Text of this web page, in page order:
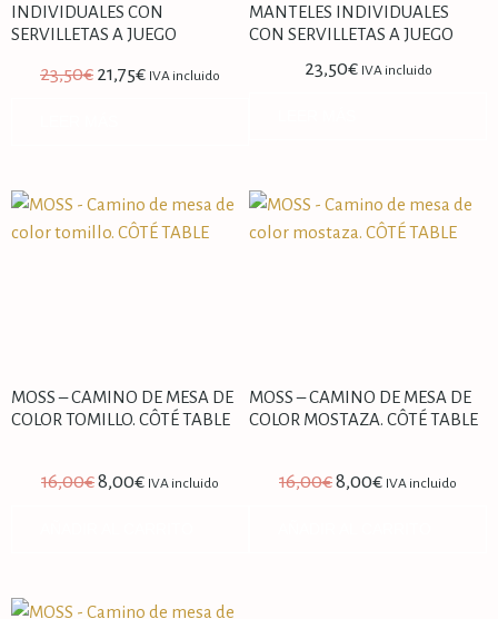
INDIVIDUALES CON
SERVILLETAS A JUEGO
23,50€ 21,75€ IVA incluido
MANTELES INDIVIDUALES
CON SERVILLETAS A JUEGO
23,50€ IVA incluido
MOSS – CAMINO DE MESA DE
COLOR TOMILLO. CÔTÉ TABLE
16,00€8,00€ IVA incluido
MOSS – CAMINO DE MESA DE
COLOR MOSTAZA. CÔTÉ TABLE
16,00€8,00€ IVA incluido